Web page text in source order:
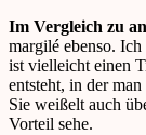
Im Vergleich zu
margilé ebenso.
ist vielleicht einen
entsteht, in der
Sie weißelt auch
Vorteil sehe.